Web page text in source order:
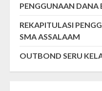
PENGGUNAAN DANA
REKAPITULASI
SMA ASSALAAM
OUTBOND SERU